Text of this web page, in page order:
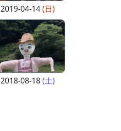
2019-04-14(日)
2018-08-18(土)